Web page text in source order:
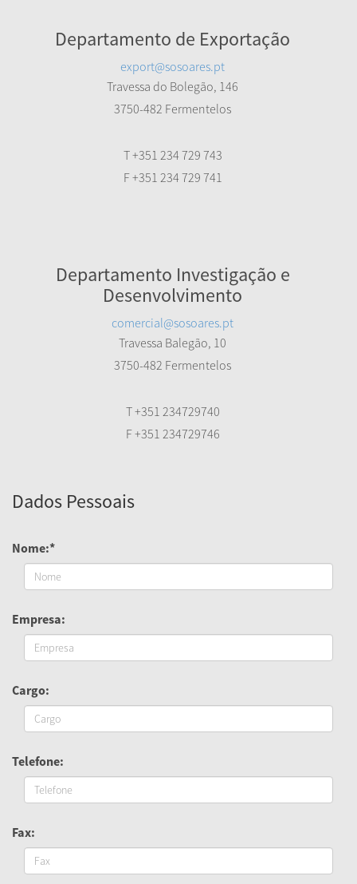
Departamento de Exportação
export@sosoares.pt
Travessa do Bolegão, 146
3750-482 Fermentelos
T +351 234 729 743
F +351 234 729 741
Departamento Investigação e
Desenvolvimento
comercial@sosoares.pt
Travessa Balegão, 10
3750-482 Fermentelos
T +351 234729740
F +351 234729746
Dados Pessoais
Nome:*
Empresa:
Cargo:
Telefone:
Fax: